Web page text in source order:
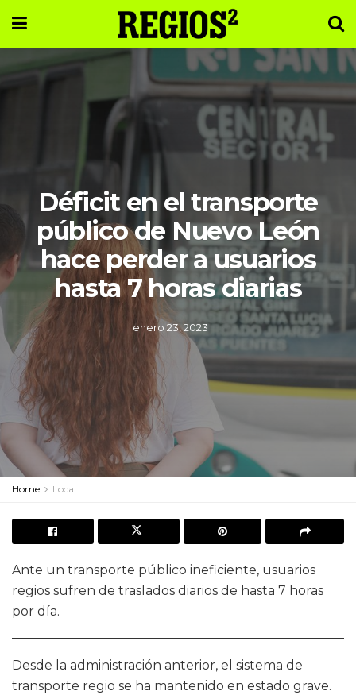
Déficit en el transporte
público de Nuevo León
hace perder a usuarios
hasta 7 horas diarias
enero 23, 2023
Home Local
Ante un transporte público ineficiente, usuarios
regios sufren de traslados diarios de hasta 7 horas
por día.
Desde la administración anterior, el sistema de
transporte regio se ha mantenido en estado grave.